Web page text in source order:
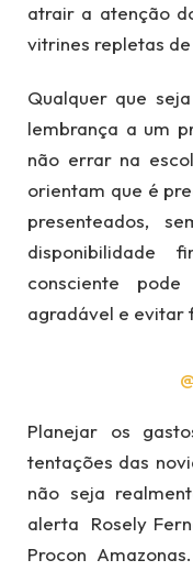
atrair a atenção
vitrines repletas
Qualquer que
lembrança a um
não errar na
orientam que é
presenteados,
disponibilidade
consciente
agradável e evitar
Planejar os
tentações das
não seja
alerta Rosely
Procon